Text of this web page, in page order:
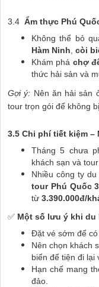
3.4 Ẩm thực Phú
Không thể bỏ
Hàm Ninh, còi
Khám phá chợ
thức hải sản và
Gợi ý: Nên ăn hải sản
tour trọn gói để không
3.5 Chi phí tiết kiệm –
Tháng 5 chưa
khách sạn và
Nhiều công ty
tour Phú Quốc
từ 3.390.000đ/
✅ Một số lưu ý khi du
Đặt vé sớm để
Nên chọn khách
biển để tiện đi lại
Hạn chế mang
đảo.